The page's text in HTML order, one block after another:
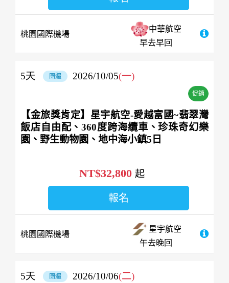
桃園國際機場
中華航空
早去早回
促銷
團體 2026/10/05(一)
5天
【金旅獎肯定】星宇航空-愛越富國~翡翠灣
飯店自由配、360度跨海纜車、珍珠奇幻樂
園、野生動物園、地中海小鎮5日
桃園國際機場
星宇航空
午去晚回
NT$32,800 起
報名
團體 2026/10/06(二)
5天